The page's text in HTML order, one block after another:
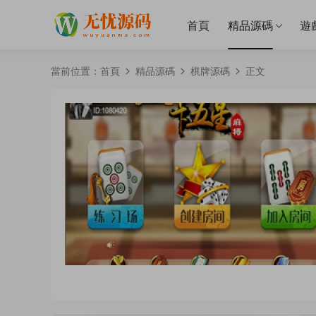
首頁 精品源碼 遊
當前位置： 首頁 精品源碼 棋牌源碼 正文